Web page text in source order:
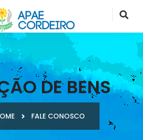
DE BENS
FALE CONOSCO